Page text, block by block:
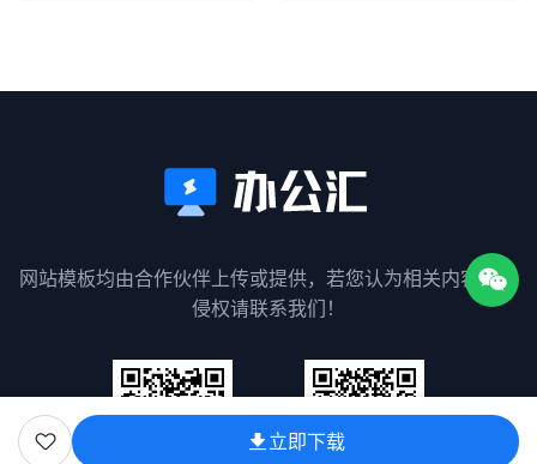
立即下载
网站模板均由合作伙伴上传或提供，若您认为相关内容涉嫌
侵权请联系我们！